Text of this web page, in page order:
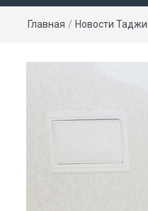
Главная / Новости